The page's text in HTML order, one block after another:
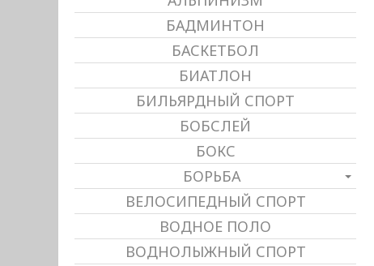
БАДМИНТОН
БАСКЕТБОЛ
БИАТЛОН
БИЛЬЯРДНЫЙ СПОРТ
БОБСЛЕЙ
БОКС
БОРЬБА
ВЕЛОСИПЕДНЫЙ СПОРТ
ВОДНОЕ ПОЛО
ВОДНОЛЫЖНЫЙ СПОРТ